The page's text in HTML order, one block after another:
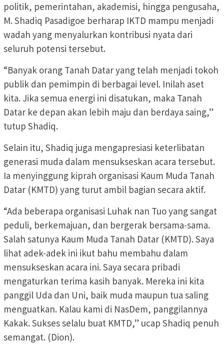
politik, pemerintahan, akademisi, hingga pengusaha,
M. Shadiq Pasadigoe berharap IKTD mampu menjadi
wadah yang menyalurkan kontribusi nyata dari
seluruh potensi tersebut.
“Banyak orang Tanah Datar yang telah menjadi tokoh
publik dan pemimpin di berbagai level. Inilah aset
kita. Jika semua energi ini disatukan, maka Tanah
Datar ke depan akan lebih maju dan berdaya saing,”
tutup Shadiq.
Selain itu, Shadiq juga mengapresiasi keterlibatan
generasi muda dalam mensukseskan acara tersebut.
Ia menyinggung kiprah organisasi Kaum Muda Tanah
Datar (KMTD) yang turut ambil bagian secara aktif.
“Ada beberapa organisasi Luhak nan Tuo yang sangat
peduli, berkemajuan, dan bergerak bersama-sama.
Salah satunya Kaum Muda Tanah Datar (KMTD). Saya
lihat adek-adek ini ikut bahu membahu dalam
mensukseskan acara ini. Saya secara pribadi
mengaturkan terima kasih banyak. Mereka ini kita
panggil Uda dan Uni, baik muda maupun tua saling
menguatkan. Kalau kami di NasDem, panggilannya
Kakak. Sukses selalu buat KMTD,” ucap Shadiq penuh
semangat. (Dion).